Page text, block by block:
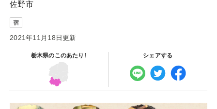
佐野市
宿
2021年11月18日更新
栃木県のこのあたり! シェアする